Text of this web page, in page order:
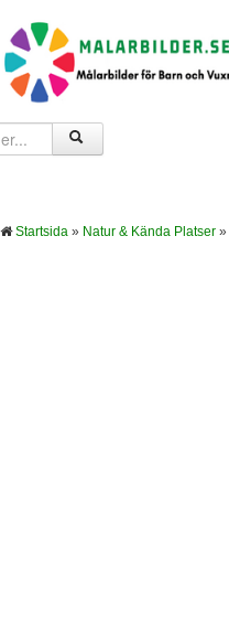
Startsida » Natur & Kända Platser »